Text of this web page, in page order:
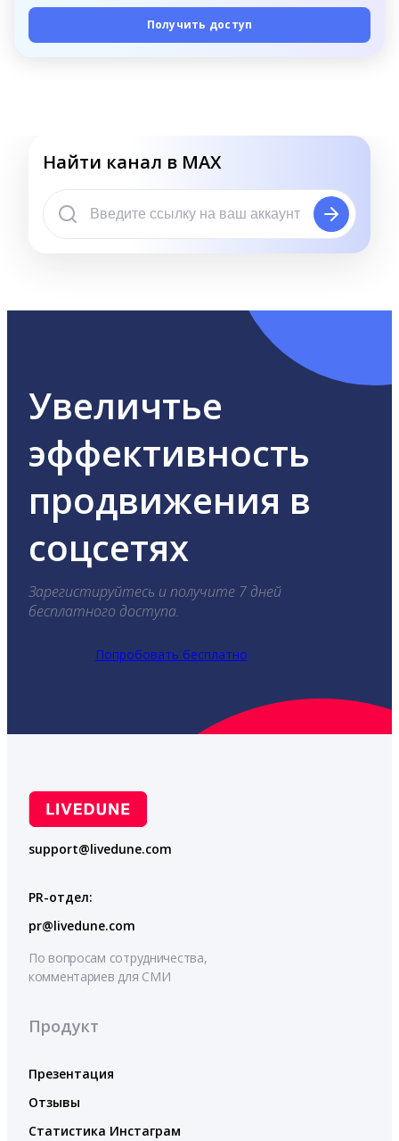
Получить доступ
Найти канал в MAX
Увеличтье
эффективность
продвижения в
соцсетях
Зарегистируйтесь и получите 7 дней
бесплатного доступа.
Попробовать бесплатно
support@livedune.com
PR-отдел:
pr@livedune.com
По вопросам сотрудничества,
комментариев для СМИ
Продукт
Презентация
Отзывы
Статистика Инстаграм